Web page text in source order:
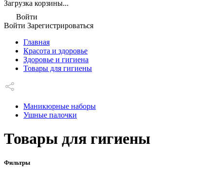
Загрузка корзины...
Войти
Войти Зарегистрироваться
Главная
Красота и здоровье
Здоровье и гигиена
Товары для гигиены
Маникюрные наборы
Ушные палочки
Товары для гигиены
Фильтры